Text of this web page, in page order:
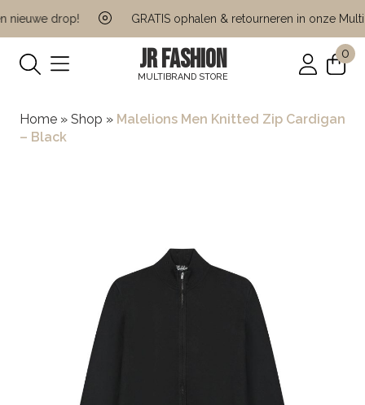
drop! GRATIS ophalen & retourneren in onze Multi
JR FASHION
MULTIBRAND STORE
0
Home » Shop » Malelions Men Knitted Zip Cardigan
– Black